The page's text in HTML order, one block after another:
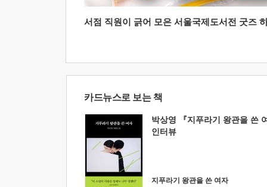
서점 직원이 긁어 모은 서울국제도서전 굿즈
카드뉴스로 보는 책
박상영 『지푸라기 왕관을 쓴
인터뷰
지푸라기 왕관을 쓴 여자